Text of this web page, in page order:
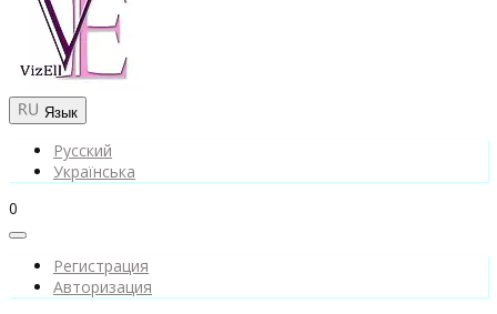
Язык
Русский
Українська
0
Регистрация
Авторизация